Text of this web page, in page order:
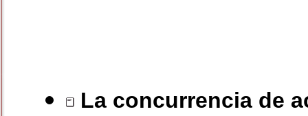
La concurrencia de